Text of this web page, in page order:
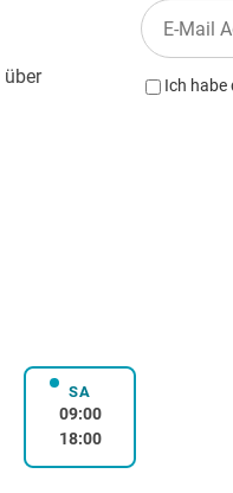
SASamstag
09:00
18:00